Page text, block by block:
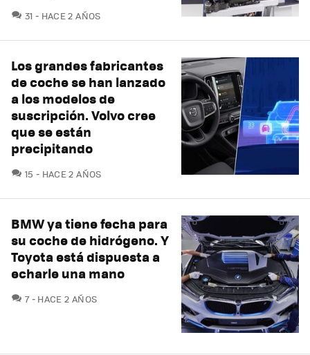
31 COMENTARIOS
HACE 2 AÑOS
Los grandes fabricantes
de coche se han lanzado
a los modelos de
suscripción. Volvo cree
que se están
precipitando
15 COMENTARIOS
HACE 2 AÑOS
BMW ya tiene fecha para
su coche de hidrógeno. Y
Toyota está dispuesta a
echarle una mano
7COMENTARIOS
HACE 2 AÑOS